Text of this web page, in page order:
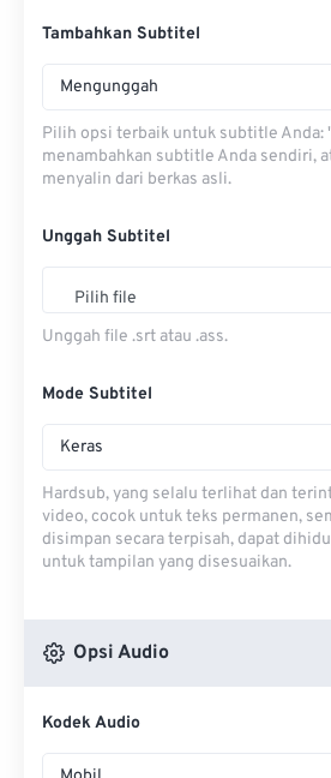
Tambahkan Subtitel
Mengunggah
Pilih opsi terbaik untuk subtitle Anda:
menambahkan subtitle Anda sendiri,
menyalin dari berkas asli.
Unggah Subtitel
Pilih file
Unggah file .srt atau .ass.
Mode Subtitel
Keras
Hardsub, yang selalu terlihat dan
video, cocok untuk teks permanen,
disimpan secara terpisah, dapat
untuk tampilan yang disesuaikan.
Opsi Audio
Kodek Audio